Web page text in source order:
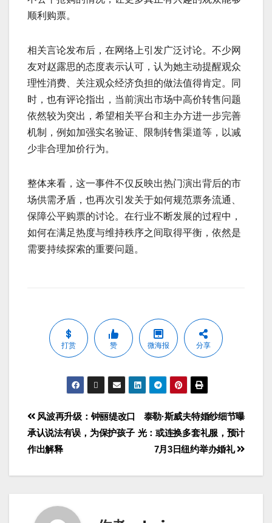
顺利购票。
相关言论发布后，在网络上引发广泛讨论。不少网
友对赵露思的态度表示认可，认为她主动提醒观众
理性消费、关注观众经济负担的做法值得肯定。同
时，也有评论指出，当前演出市场中高价转售问题
依然较为突出，希望相关平台和主办方进一步完善
机制，例如加强实名验证、限制转售渠道等，以减
少非合理加价行为。
整体来看，这一事件不仅反映出热门演出背后的市
场供需矛盾，也再次引发关于如何规范票务流通、
保障公平购票的讨论。在行业不断发展的过程中，
如何在满足热度与维持秩序之间取得平衡，依然是
需要持续探索的重要问题。
打赏 赞 微海报 分享
泰勒·斯威夫特婚纱细节曝
光：或连换多套礼服，预计
7月3日纽约举办婚礼
风波再升级：钟丽缇改口
承认说法有误，为保护孩子
作出解释